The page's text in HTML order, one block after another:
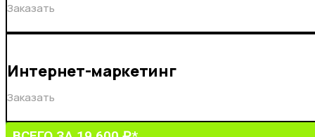
Заказать
Интернет-маркетинг
Заказать